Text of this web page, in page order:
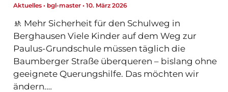
Aktuelles• bgl-master • 10. März 2026
🚸 Mehr Sicherheit für den Schulweg in
Berghausen Viele Kinder auf dem Weg zur
Paulus-Grundschule müssen täglich die
Baumberger Straße überqueren – bislang ohne
geeignete Querungshilfe. Das möchten wir
ändern.…